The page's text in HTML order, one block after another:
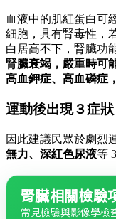
血液中的肌紅蛋白可
細胞，具有腎毒性，
白居高不下，腎臟功
腎臟衰竭，嚴重時可
高血鉀症、高血磷症
運動後出現３症
因此建議民眾於劇烈
無力、深紅色尿液等
腎臟相關檢驗
常見檢驗與影像學檢